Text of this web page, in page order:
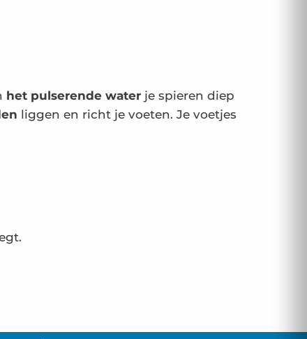
het pulserende water je spieren diep
liggen en richt je voeten. Je voetjes